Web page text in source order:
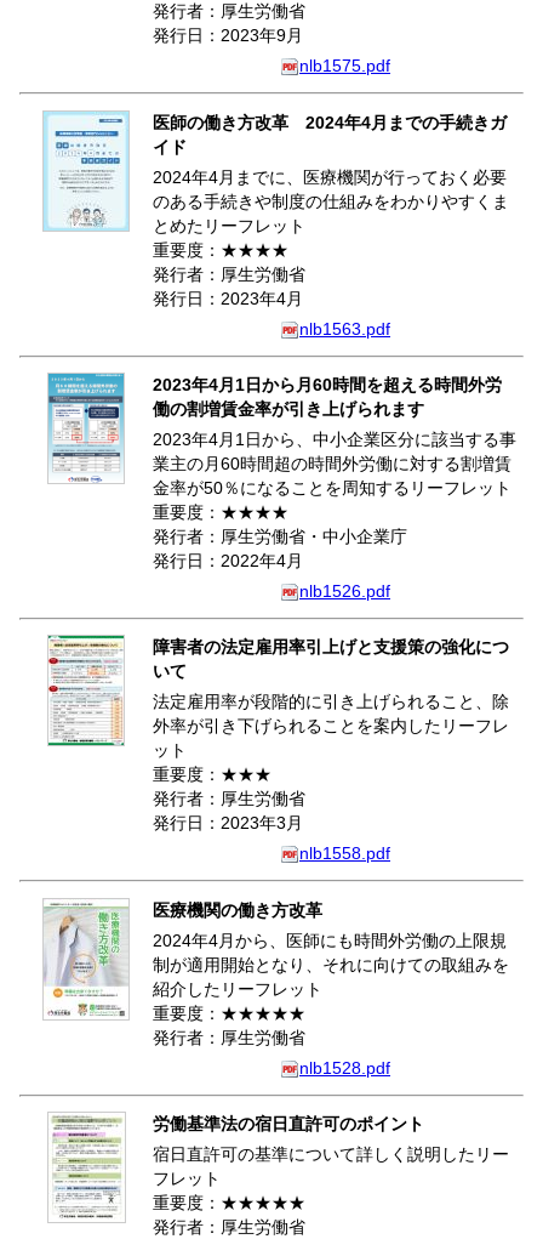
発行者：厚生労働省
発行日：2023年9月
nlb1575.pdf
医師の働き方改革 2024年4月までの手続きガ
イド
2024年4月までに、医療機関が行っておく必要
のある手続きや制度の仕組みをわかりやすくま
とめたリーフレット
重要度：★★★★
発行者：厚生労働省
発行日：2023年4月
nlb1563.pdf
2023年4月1日から月60時間を超える時間外労
働の割増賃金率が引き上げられます
2023年4月1日から、中小企業区分に該当する事
業主の月60時間超の時間外労働に対する割増賃
金率が50％になることを周知するリーフレット
重要度：★★★★
発行者：厚生労働省・中小企業庁
発行日：2022年4月
nlb1526.pdf
障害者の法定雇用率引上げと支援策の強化につ
いて
法定雇用率が段階的に引き上げられること、除
外率が引き下げられることを案内したリーフレ
ット
重要度：★★★
発行者：厚生労働省
発行日：2023年3月
nlb1558.pdf
医療機関の働き方改革
2024年4月から、医師にも時間外労働の上限規
制が適用開始となり、それに向けての取組みを
紹介したリーフレット
重要度：★★★★★
発行者：厚生労働省
nlb1528.pdf
労働基準法の宿日直許可のポイント
宿日直許可の基準について詳しく説明したリー
フレット
重要度：★★★★★
発行者：厚生労働省